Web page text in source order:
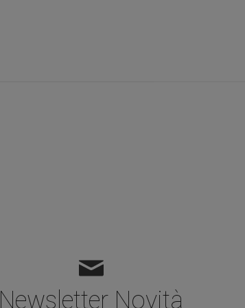
Newsletter Novità